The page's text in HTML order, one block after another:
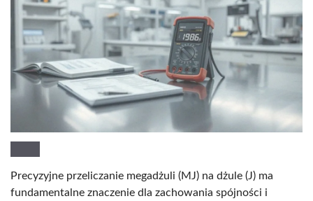
Precyzyjne przeliczanie megadżuli (MJ) na dżule (J) ma
fundamentalne znaczenie dla zachowania spójności i